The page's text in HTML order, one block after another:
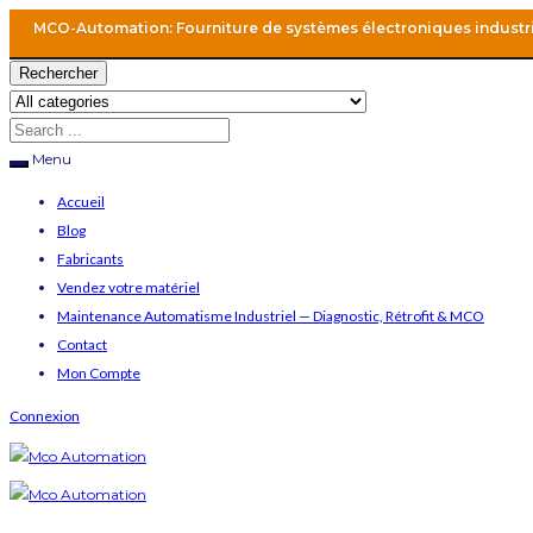
MCO-Automation: Fourniture de systèmes électroniques
Rechercher
Menu
Accueil
Blog
Fabricants
Vendez votre matériel
Maintenance Automatisme Industriel — Diagnostic, Rétrofit & MCO
Contact
Mon Compte
Connexion